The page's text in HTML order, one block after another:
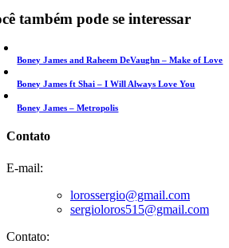
também pode se interessar
Boney James and Raheem DeVaughn – Make of Love
Boney James ft Shai – I Will Always Love You
Boney James – Metropolis
Contato
E-mail:
lorossergio@gmail.com
sergioloros515@gmail.com
Contato: